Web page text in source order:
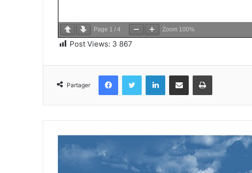
Page 1 / 4 Zoom 100%
Post Views: 3 867
Partager
FacebookTwitter LinkedinPartager par email Imprimer